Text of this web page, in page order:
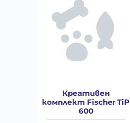
Креативен
комплект Fischer TiP
600